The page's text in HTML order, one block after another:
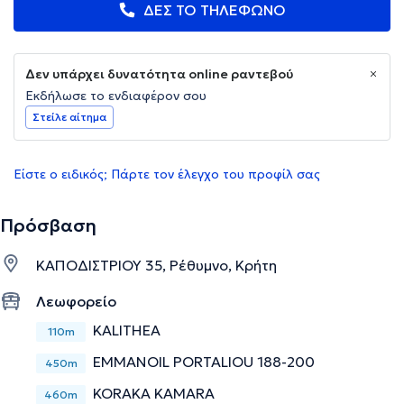
ΔΕΣ ΤΟ ΤΗΛΕΦΩΝΟ
Δεν υπάρχει δυνατότητα online ραντεβού
Εκδήλωσε το ενδιαφέρον σου
Στείλε αίτημα
Είστε ο ειδικός; Πάρτε τον έλεγχο του προφίλ σας
Πρόσβαση
ΚΑΠΟΔΙΣΤΡΙΟΥ 35, Ρέθυμνο, Κρήτη
Λεωφορείο
110m KALITHEA
450m EMMANOIL PORTALIOU 188-200
460m KORAKA KAMARA